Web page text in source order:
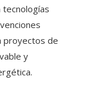
proyectos de
y